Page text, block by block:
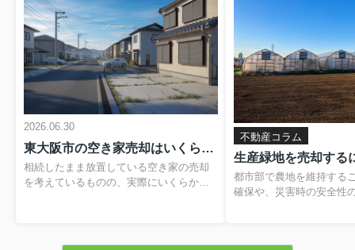
2026.06.30
東大阪市の空き家売却はいくらかかる？費用や税金の内訳と負担を抑える方法
相続したまま放置している空き家の売却
を考えているものの、実際にいくらかか
重なると、最終的に手元に残る金額のイ
不動産コラム
都市部で農地を維持する
確保や、災害時の安全性